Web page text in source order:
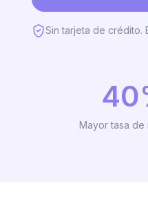
Sin tarjeta de crédito.
Mayor tasa de